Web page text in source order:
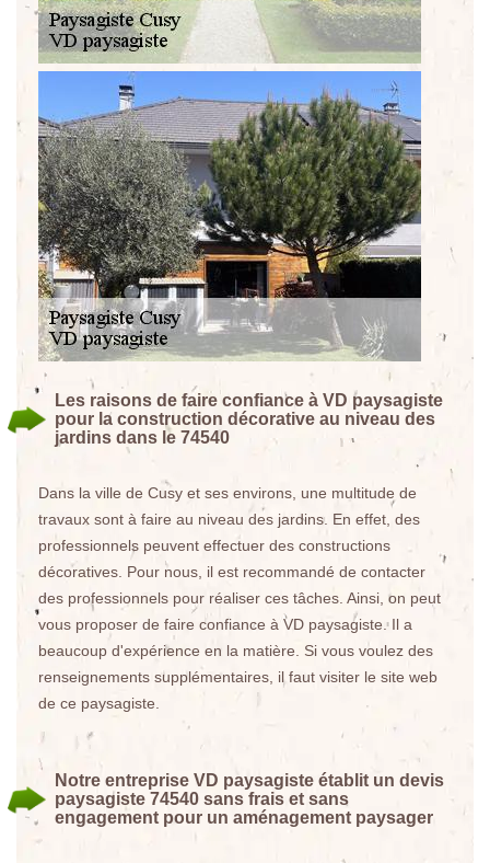
Les raisons de faire confiance à VD paysagiste
pour la construction décorative au niveau des
jardins dans le 74540
Dans la ville de Cusy et ses environs, une multitude de
travaux sont à faire au niveau des jardins. En effet, des
professionnels peuvent effectuer des constructions
décoratives. Pour nous, il est recommandé de contacter
des professionnels pour réaliser ces tâches. Ainsi, on peut
vous proposer de faire confiance à VD paysagiste. Il a
beaucoup d'expérience en la matière. Si vous voulez des
renseignements supplémentaires, il faut visiter le site web
de ce paysagiste.
Notre entreprise VD paysagiste établit un devis
paysagiste 74540 sans frais et sans
engagement pour un aménagement paysager